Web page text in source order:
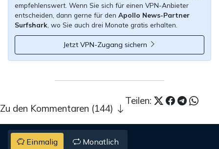
empfehlenswert. Wenn Sie sich für einen VPN-Anbieter
entscheiden, dann gerne für den Apollo News-Partner
Surfshark, wo Sie auch drei Monate gratis erhalten.
Jetzt VPN-Zugang sichern
Teilen:
Zu den Kommentaren (144)
Einmalig Monatlich